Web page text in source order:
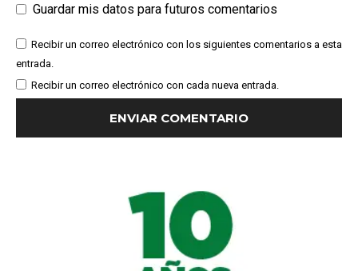
Guardar mis datos para futuros comentarios
Recibir un correo electrónico con los siguientes comentarios a esta
entrada.
Recibir un correo electrónico con cada nueva entrada.